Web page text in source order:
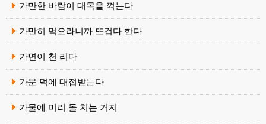
가만한 바람이 대목을 꺾는다
가만히 먹으라니까 뜨겁다 한다
가면이 천 리다
가문 덕에 대접받는다
가물에 미리 돌 치는 거지